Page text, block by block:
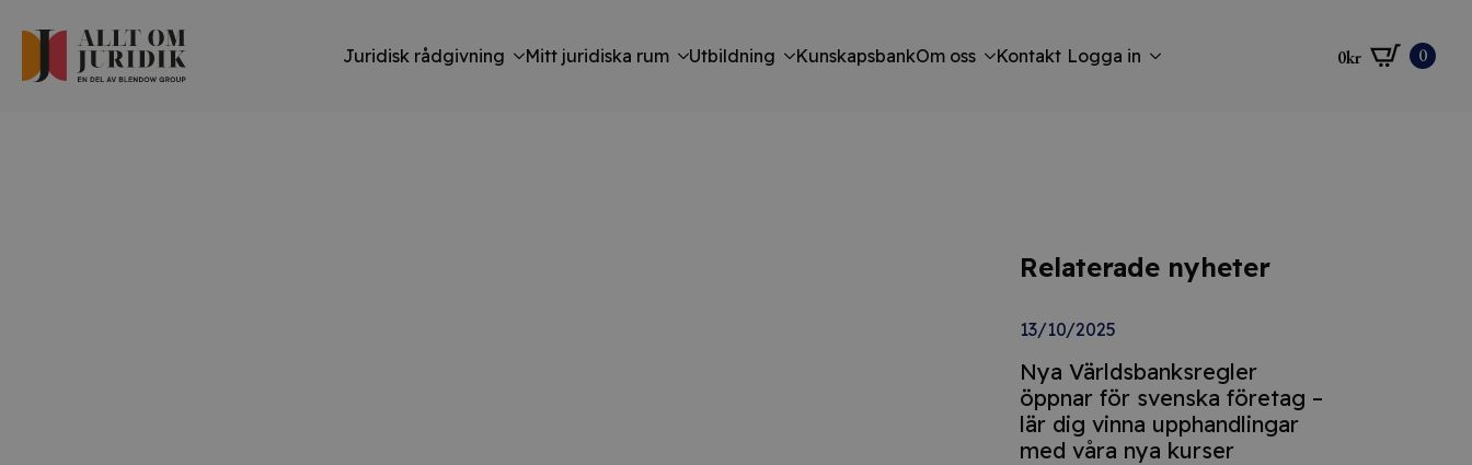
Juridisk rådgivning Mitt juridiska rum Utbildning KunskapsbankOm oss Kontakt Logga in 0kr 0
Relaterade nyheter
13/10/2025
Nya Världsbanksregler
öppnar för svenska företag –
lär dig vinna upphandlingar
med våra nya kurser